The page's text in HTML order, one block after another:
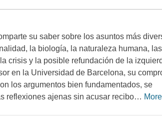
su saber sobre los asuntos más
la biología, la naturaleza humana, las
crisis y la posible refundación de la
en la Universidad de Barcelona, su
los argumentos bien fundamentados, se
reflexiones ajenas sin acusar recibo… More